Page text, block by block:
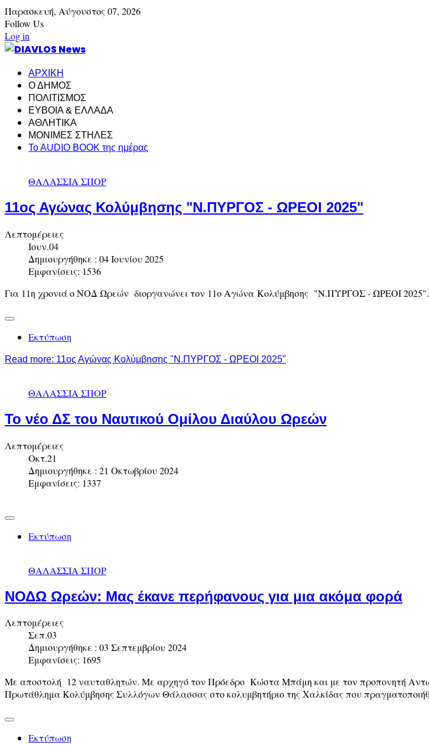
Παρασκευή, Αύγουστος 07, 2026
Follow Us
Log in
ΑΡΧΙΚΗ
Ο ΔΗΜΟΣ
ΠΟΛΙΤΙΣΜΟΣ
ΕΥΒΟΙΑ & ΕΛΛΑΔΑ
ΑΘΛΗΤΙΚΑ
ΜΟΝΙΜΕΣ ΣΤΗΛΕΣ
To AUDIO BOOK της ημέρας
ΘΑΛΑΣΣΙΑ ΣΠΟΡ
11ος Αγώνας Κολύμβησης "Ν.ΠΥΡΓΟΣ - ΩΡΕΟΙ 2025"
Λεπτομέρειες
Ιουν.04
Δημιουργήθηκε : 04 Ιουνίου 2025
Εμφανίσεις: 1536
Για 11η χρονιά ο ΝΟΔ Ωρεών διοργανώνει τον 11ο Αγώνα Κολύμβησης "Ν.ΠΥΡΓΟΣ - ΩΡΕΟΙ 2025".
Εκτύπωση
Read more: 11ος Αγώνας Κολύμβησης "Ν.ΠΥΡΓΟΣ - ΩΡΕΟΙ 2025"
ΘΑΛΑΣΣΙΑ ΣΠΟΡ
Το νέο ΔΣ του Ναυτικού Ομίλου Διαύλου Ωρεών
Λεπτομέρειες
Οκτ.21
Δημιουργήθηκε : 21 Οκτωβρίου 2024
Εμφανίσεις: 1337
Εκτύπωση
ΘΑΛΑΣΣΙΑ ΣΠΟΡ
ΝΟΔΩ Ωρεών: Μας έκανε περήφανους για μια ακόμα φορά
Λεπτομέρειες
Σεπ.03
Δημιουργήθηκε : 03 Σεπτεμβρίου 2024
Εμφανίσεις: 1695
Με αποστολή 12 ναυταθλητών. Με αρχηγό τον Πρόεδρο Κώστα Μπάμη και με τον προπονητή
Πρωτάθλημα Κολύμβησης Συλλόγων Θάλασσας στο κολυμβητήριο της Χαλκίδας που
Εκτύπωση